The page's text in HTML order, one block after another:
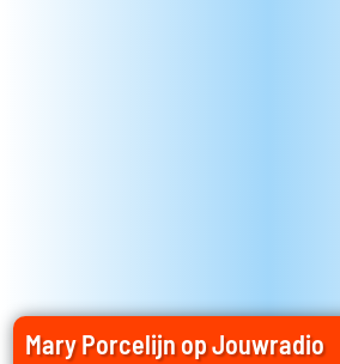
Mary Porcelijn op Jouwradio